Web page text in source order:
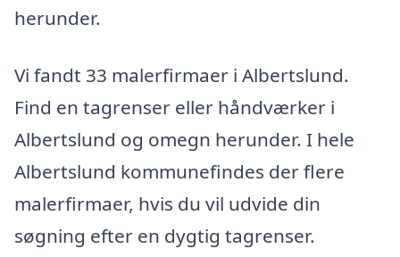
herunder.
Vi fandt 33 malerfirmaer i Albertslund.
Find en tagrenser eller håndværker i
Albertslund og omegn herunder. I hele
Albertslund kommunefindes der flere
malerfirmaer, hvis du vil udvide din
søgning efter en dygtig tagrenser.